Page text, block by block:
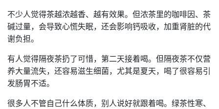
不少人觉得茶越浓越香、越有效果。但浓茶里的咖啡因、茶
碱过量，会导致心慌失眠，还会影响钙吸收，加重肾脏的代
谢负担。
有人觉得隔夜茶扔了可惜，第二天接着喝。但隔夜茶不仅营
养大量流失，还容易滋生细菌，尤其是夏天，喝了很容易引
发肠胃不适。
很多人不管自己什么体质，别人说好就跟着喝。绿茶性寒、